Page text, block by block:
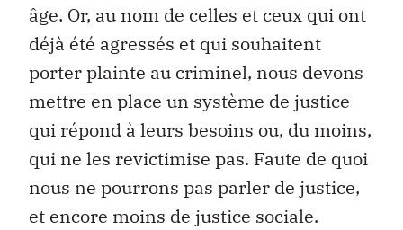
âge. Or, au nom de celles et ceux qui ont
déjà été agressés et qui souhaitent
porter plainte au criminel, nous devons
mettre en place un système de justice
qui répond à leurs besoins ou, du moins,
qui ne les revictimise pas. Faute de quoi
nous ne pourrons pas parler de justice,
et encore moins de justice sociale.